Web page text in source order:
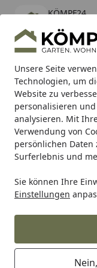
Unsere Seite
Technologien, um
Website zu
personalisieren
analysieren. Mit
Verwendung von
persönlichen
Surferlebnis und
Sie können Ihre
Einstellungen
KÖMPF24
kostenlos - Im
Alle Produkte
Mein Konto
Suchen
Karibu Pools
Starterset
Startseite
Renovieren &
Zubehör für
Ihre